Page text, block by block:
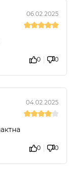
06.02.2025
0 0
04.02.2025
0 0